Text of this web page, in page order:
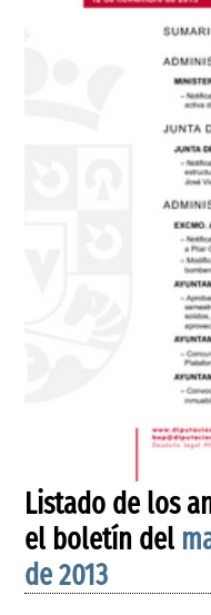
Listado de los
el boletín del
de 2013